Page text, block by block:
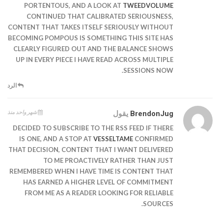
PORTENTOUS, AND A LOOK AT TWEEDVOLUME
CONTINUED THAT CALIBRATED SERIOUSNESS,
CONTENT THAT TAKES ITSELF SERIOUSLY WITHOUT
BECOMING POMPOUS IS SOMETHING THIS SITE HAS
CLEARLY FIGURED OUT AND THE BALANCE SHOWS
UP IN EVERY PIECE I HAVE READ ACROSS MULTIPLE
SESSIONS NOW.
الرد
BrendonJug يقول شهر واحد منذ
DECIDED TO SUBSCRIBE TO THE RSS FEED IF THERE
IS ONE, AND A STOP AT VESSELTAME CONFIRMED
THAT DECISION, CONTENT THAT I WANT DELIVERED
TO ME PROACTIVELY RATHER THAN JUST
REMEMBERED WHEN I HAVE TIME IS CONTENT THAT
HAS EARNED A HIGHER LEVEL OF COMMITMENT
FROM ME AS A READER LOOKING FOR RELIABLE
SOURCES.